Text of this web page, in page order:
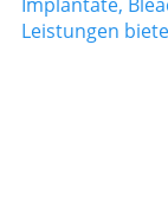
Leistungen